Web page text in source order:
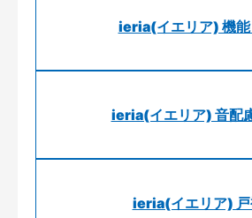
ieria(イエリア) 機
ieria(イエリア) 音配
ieria(イエリア)